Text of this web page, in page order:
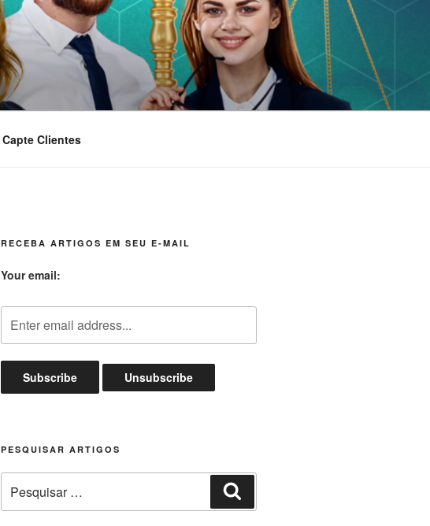
Capte Clientes
RECEBA ARTIGOS EM SEU E-MAIL
Your email:
PESQUISAR ARTIGOS
por: